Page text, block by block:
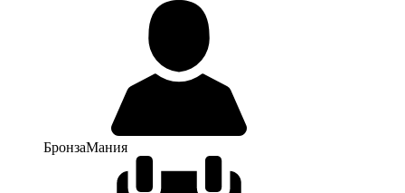
БронзаМания